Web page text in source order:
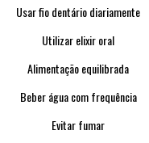
Usar fio dentário diariamente
Utilizar elixir oral
Alimentação equilibrada
Beber água com frequência
Evitar fumar